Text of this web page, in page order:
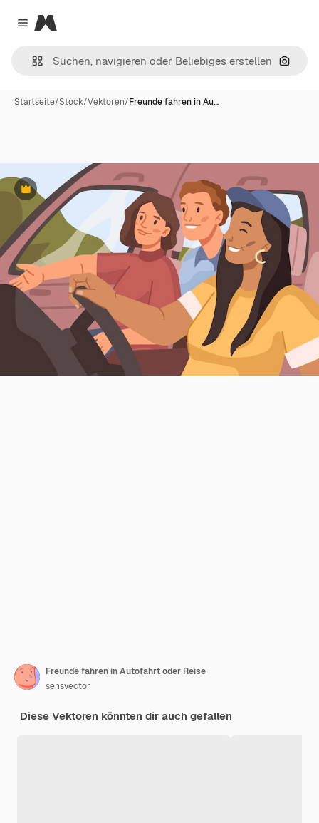
Close menu
Magnific
Nach
Startseite/Stock/Vektoren/Freunde fahren in Au…
Premium
Freunde fahren in Autofahrt oder Reise
sensvector
Diese Vektoren könnten dir auch gefallen